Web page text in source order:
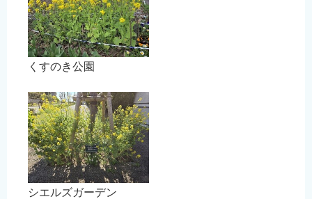
くすのき公園
シエルズガーデン
繁體中文
한국어
नेपाली